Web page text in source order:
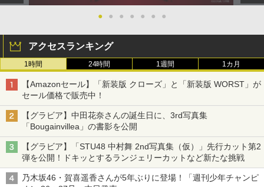
● ● ● ● ● ● ●
アクセスランキング
1時間 24時間 1週間 1カ月
【Amazonセール】「新装版 クローズ」と「新装版 WORST」が
セール価格で販売中！
【グラビア】中田花奈さんの誕生日に、3rd写真集
「Bougainvillea」の書影を公開
【グラビア】「STU48 中村舞 2nd写真集（仮）」先行カット第2
弾を公開！ドキッとするランジェリーカットなど新たな挑戦
乃木坂46・賀喜遥香さんが5年ぶりに登場！「週刊少年チャンピ